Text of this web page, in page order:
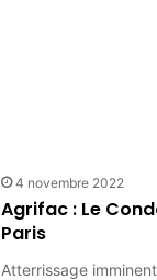
4 novembre 2022
Agrifac : Le
Paris
Atterrissage